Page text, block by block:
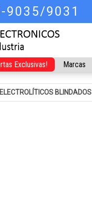
9035/9031
Exclusivas! Marcas
BLINDADOS